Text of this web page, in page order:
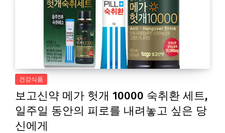
건강식품
보고신약 메가 헛개 10000 숙취환 세트,
일주일 동안의 피로를 내려놓고 싶은 당
신에게